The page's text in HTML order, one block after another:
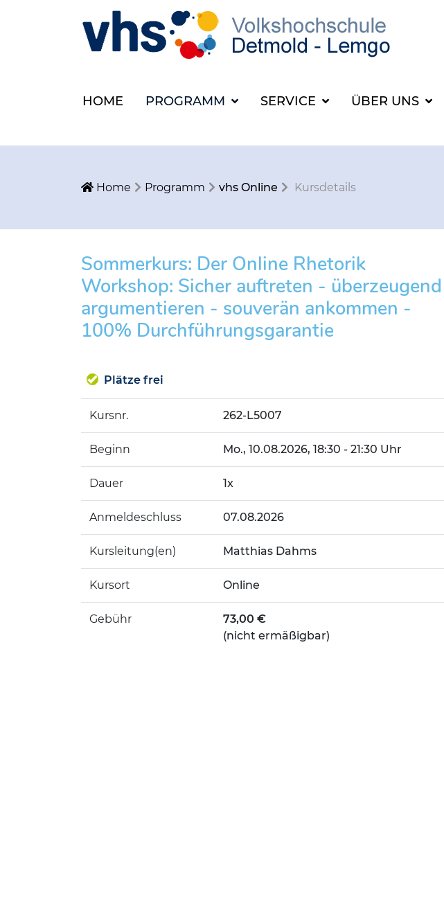
HOME PROGRAMM SERVICE ÜBER UNS
Home Programm vhs Online Kursdetails
Sommerkurs: Der Online Rhetorik
Workshop: Sicher auftreten - überzeugend
argumentieren - souverän ankommen -
100% Durchführungsgarantie
Plätze frei
Kursnr. 262-L5007
Beginn Mo., 10.08.2026, 18:30 - 21:30 Uhr
Dauer 1x
Anmeldeschluss 07.08.2026
Kursleitung(en) Matthias Dahms
Kursort Online
Gebühr
73,00 €
(nicht ermäßigbar)